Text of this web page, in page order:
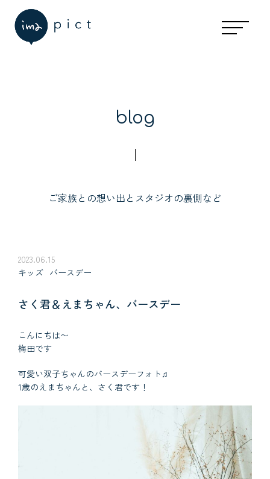
blog
ご家族との想い出とスタジオの裏側など
2023.06.15
キッズ バースデー
さく君＆えまちゃん、バースデー
こんにちは〜
梅田です
可愛い双子ちゃんのバースデーフォト♫
1歳のえまちゃんと、さく君です！